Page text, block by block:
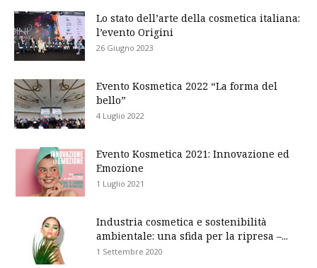
Lo stato dell’arte della cosmetica italiana:
l’evento Origini
26 Giugno 2023
Evento Kosmetica 2022 “La forma del
bello”
4 Luglio 2022
Evento Kosmetica 2021: Innovazione ed
Emozione
1 Luglio 2021
Industria cosmetica e sostenibilità
ambientale: una sfida per la ripresa –...
1 Settembre 2020